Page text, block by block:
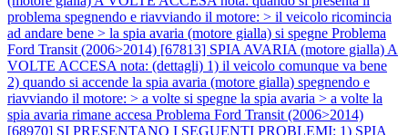
problema spegnendo e riavviando il motore: > il veicolo ricomincia
ad andare bene > la spia avaria (motore gialla) si spegne Problema
Ford Transit (2006>2014) [67813] SPIA AVARIA (motore gialla) A
VOLTE ACCESA nota: (dettagli) 1) il veicolo comunque va bene
2) quando si accende la spia avaria (motore gialla) spegnendo e
riavviando il motore: > a volte si spegne la spia avaria > a volte la
spia avaria rimane accesa Problema Ford Transit (2006>2014)
[68970] SI PRESENTANO I SEGUENTI PROBLEMI: 1) SPIA